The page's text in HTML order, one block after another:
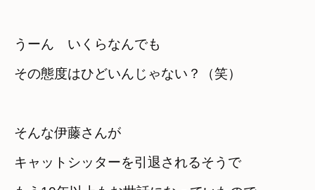
うーん　いくらなんでも
その態度はひどいんじゃない？（笑）
そんな伊藤さんが
キャットシッターを引退されるそうで